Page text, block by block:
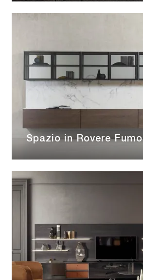
Spazio in Rovere Fumo